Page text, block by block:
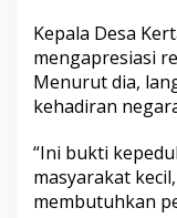
a
t
a
n
g
a
r
a
Kepala Desa
mengapresiasi
Menurut dia,
kehadiran
“Ini bukti
masyarakat
membutuhkan